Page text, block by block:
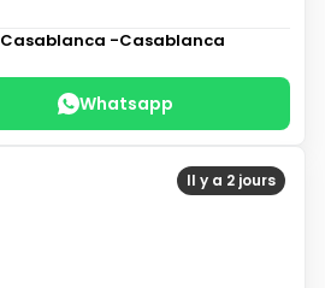
Casablanca -Casablanca
Whatsapp
Il y a 2 jours